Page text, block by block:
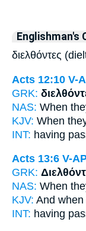
Englishman's
διελθόντες
Acts 12:10 V-
GRK:
NAS: When
KJV: When
INT: having
Acts 13:6 V-
GRK:
NAS: When
KJV: And when
INT: having